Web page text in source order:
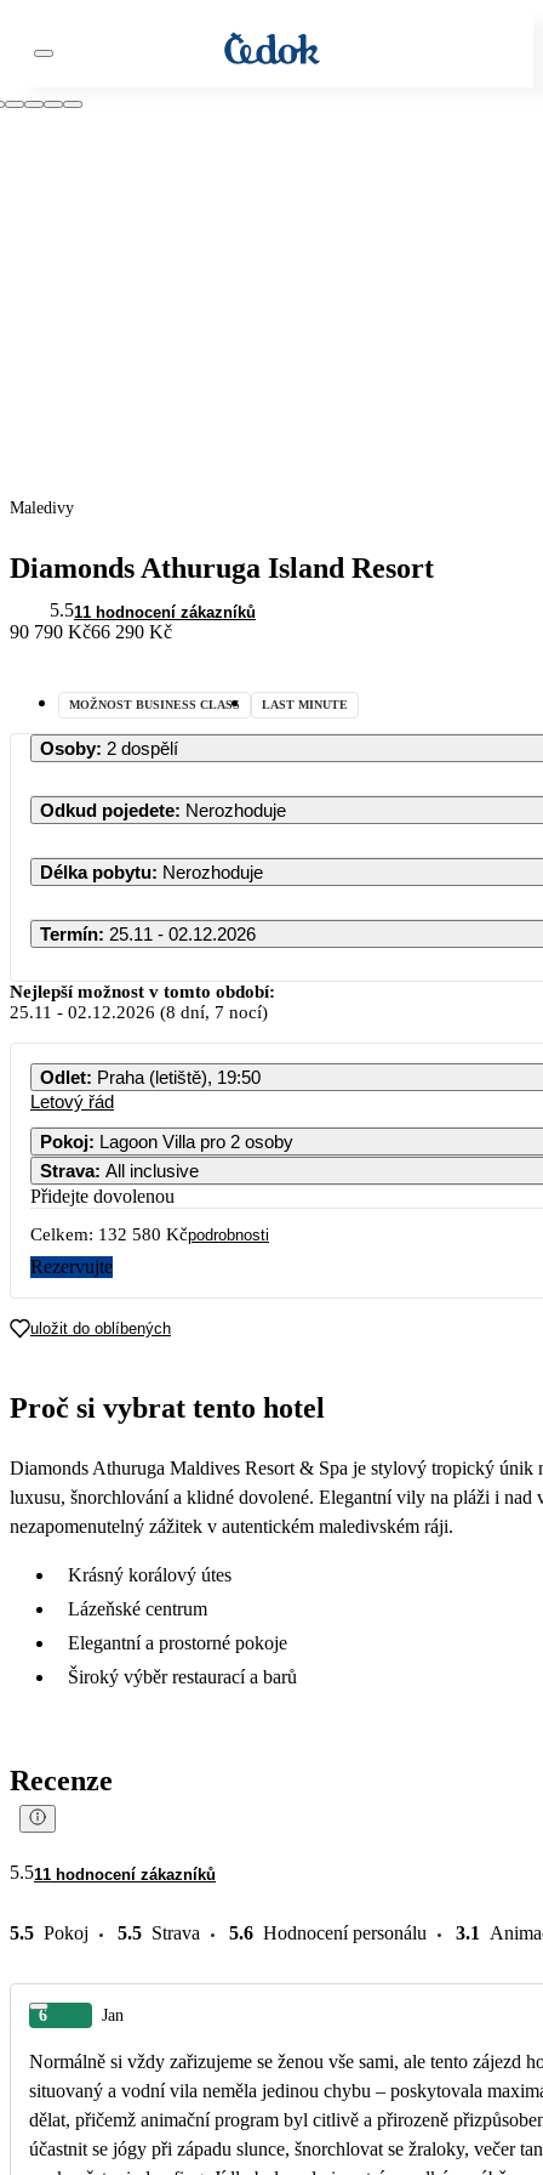
Maledivy
Diamonds Athuruga Island Resort
5.511 hodnocení zákazníků
90 790 Kč66 290 Kč
MOŽNOST BUSINESS CLASS LAST MINUTE
Osoby: 2 dospělí
Odkud pojedete: Nerozhoduje
Délka pobytu: Nerozhoduje
Termín: 25.11 - 02.12.2026
PO ÚT ST
16 17 18
Nejlepší možnost v tomto období:
25.11 - 02.12.2026 (8 dní, 7 nocí)
Odlet: Praha (letiště), 19:50
Letový řád
Pokoj: Lagoon Villa pro 2 osoby
Strava: All inclusive
Přidejte dovolenou
Celkem: 132 580 Kčpodrobnosti
Rezervujte
uložit do oblíbených
Proč si vybrat tento hotel
Diamonds Athuruga Maldives Resort & Spa je stylový tropický
luxusu, šnorchlování a klidné dovolené. Elegantní vily na pláži i
nezapomenutelný zážitek v autentickém maledivském ráji.
Krásný korálový útes
Lázeňské centrum
Elegantní a prostorné pokoje
Široký výběr restaurací a barů
Recenze
5.511 hodnocení zákazníků
5.5 Pokoj 5.5 Strava 5.6 Hodnocení personálu 3.1
6 Jan
Normálně si vždy zařizujeme se ženou vše sami, ale tento zájezd
situovaný a vodní vila neměla jedinou chybu – poskytovala
dělat, přičemž animační program byl citlivě a přirozeně
účastnit se jógy při západu slunce, šnorchlovat se žraloky, večer